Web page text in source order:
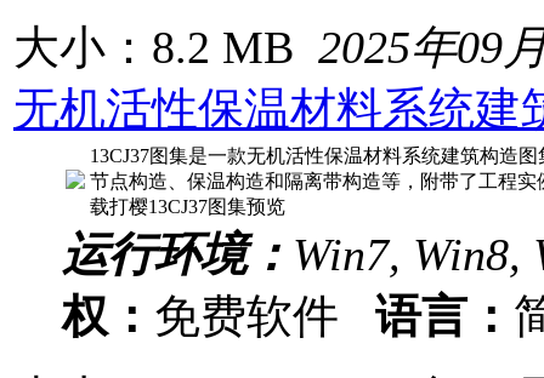
大小：8.2 MB 2025年09
无机活性保温材料系统建
13CJ37图集是一款无机活性保温材料系统建筑构造
节点构造、保温构造和隔离带构造等，附带了工程
载打樱13CJ37图集预览
运行环境： Win7, Win8,
权： 免费软件 语言：